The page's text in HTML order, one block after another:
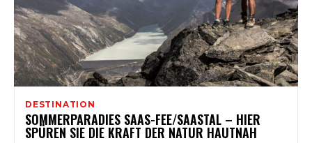
DESTINATION
SOMMERPARADIES SAAS-FEE/SAASTAL – HIER
SPÜREN SIE DIE KRAFT DER NATUR HAUTNAH